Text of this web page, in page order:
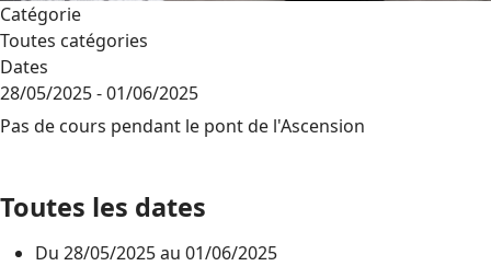
Catégorie
Toutes catégories
Dates
28/05/2025-01/06/2025
Pas de cours pendant le pont de l'Ascension
Toutes les dates
Du 28/05/2025au 01/06/2025